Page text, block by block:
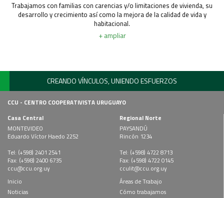
Trabajamos con familias con carencias y/o limitaciones de vivienda, su
desarrollo y crecimiento así como la mejora de la calidad de vida y
habitacional.
+ ampliar
CREANDO VÍNCULOS, UNIENDO ESFUERZOS
CCU - CENTRO COOPERATIVISTA URUGUAYO
Casa Central
MONTEVIDEO
Eduardo Víctor Haedo 2252
Tel: (+598) 2401 2541
Fax: (+598) 2400 6735
ccu@ccu.org.uy
Regional Norte
PAYSANDÚ
Rincón 1234
Tel: (+598) 4722 8713
Fax: (+598) 4722 0145
cculit@ccu.org.uy
Inicio
Noticias
Áreas de Trabajo
Cómo trabajamos